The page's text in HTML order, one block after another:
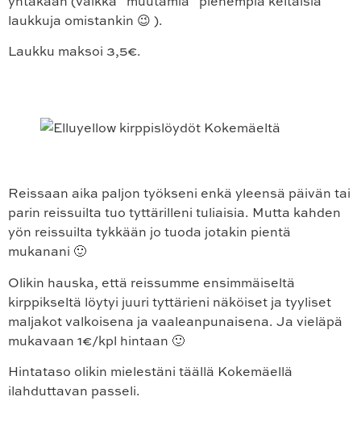
laukkuja omistankin 😉 ).
Laukku maksoi 3,5€.
Reissaan aika paljon työkseni enkä yleensä päivän tai
parin reissuilta tuo tyttärilleni tuliaisia. Mutta kahden
yön reissuilta tykkään jo tuoda jotakin pientä
mukanani 🙂
Olikin hauska, että reissumme ensimmäiseltä
kirppikseltä löytyi juuri tyttärieni näköiset ja tyyliset
maljakot valkoisena ja vaaleanpunaisena. Ja vieläpä
mukavaan 1€/kpl hintaan 🙂
Hintataso olikin mielestäni täällä Kokemäellä
ilahduttavan passeli.